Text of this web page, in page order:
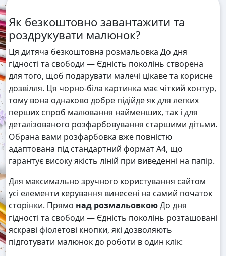
Як безкоштовно завантажити та
роздрукувати малюнок?
Ця дитяча безкоштовна розмальовка До дня
гідності та свободи — Єдність поколінь створена
для того, щоб подарувати малечі цікаве та корисне
дозвілля. Ця чорно-біла картинка має чіткий контур,
тому вона однаково добре підійде як для легких
перших спроб малювання найменших, так і для
деталізованого розфарбовування старшими дітьми.
Обрана вами розфарбовка вже повністю
адаптована під стандартний формат А4, що
гарантує високу якість ліній при виведенні на папір.
Для максимально зручного користування сайтом
усі елементи керування винесені на самий початок
сторінки. Прямо над розмальовкоюДо дня
гідності та свободи — Єдність поколінь розташовані
яскраві фіолетові кнопки, які дозволяють
підготувати малюнок до роботи в один клік: